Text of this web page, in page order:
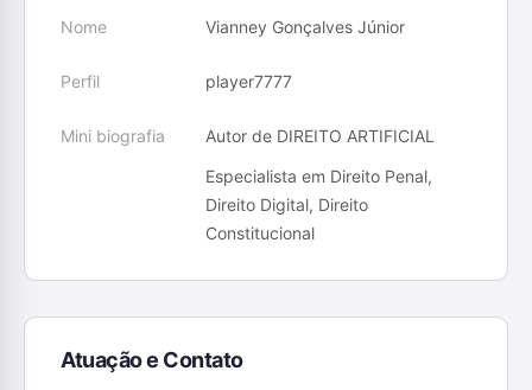
Nome Vianney Gonçalves Júnior
Perfil player7777
Mini biografia
Autor de DIREITO ARTIFICIAL
Especialista em Direito Penal,
Direito Digital, Direito
Constitucional
Atuação e Contato